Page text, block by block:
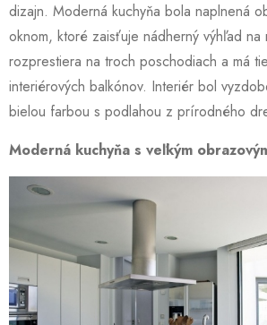
dizajn. Moderná kuchyňa bola naplnená
oknom, ktoré zaisťuje nádherný výhľad na
rozprestiera na troch poschodiach a má
interiérových balkónov. Interiér bol
bielou farbou s podlahou z prírodného
Moderná kuchyňa s veľkým